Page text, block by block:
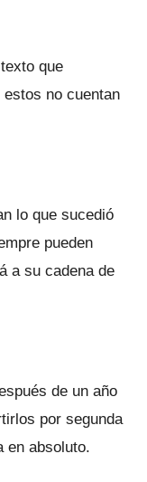
que
no cuentan
lo que sucedió
pueden
a su cadena de
de un año
por segunda
en absoluto.